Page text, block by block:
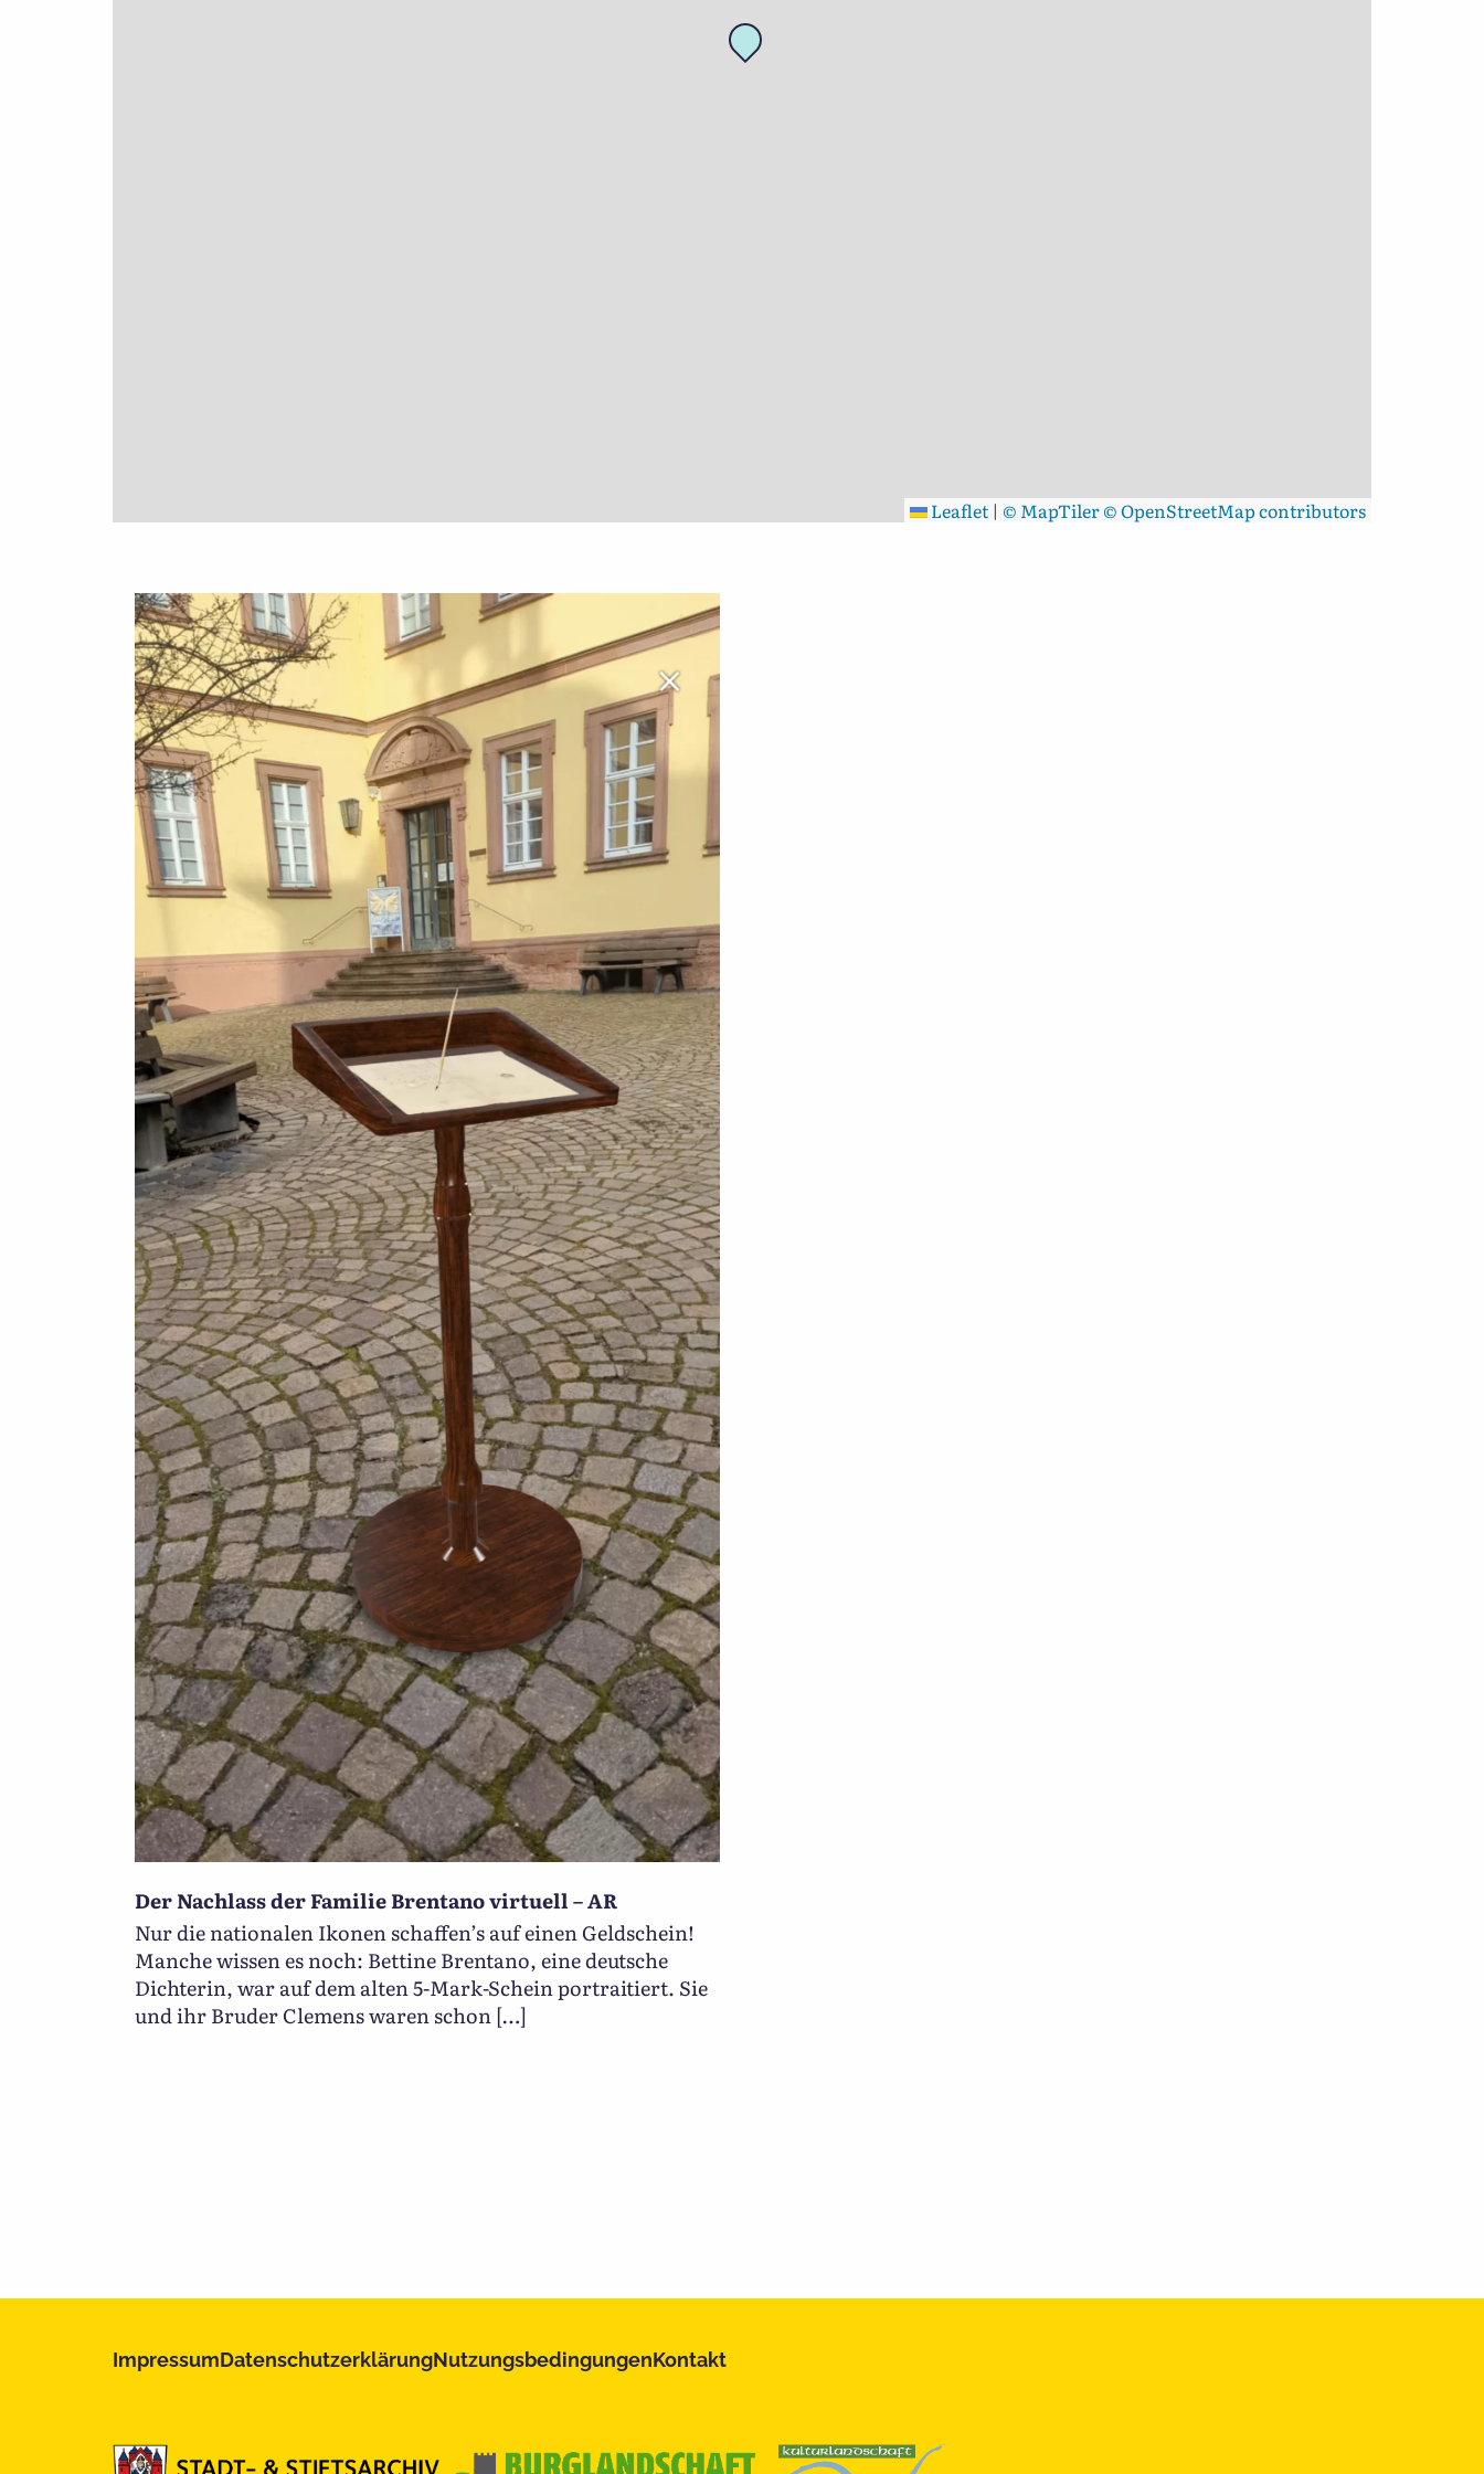
Leaflet | © MapTiler© OpenStreetMap contributors
Der Nachlass der Familie Brentano virtuell – AR
Nur die nationalen Ikonen schaffen’s auf einen Geldschein!
Manche wissen es noch: Bettine Brentano, eine deutsche
Dichterin, war auf dem alten 5-Mark-Schein portraitiert. Sie
und ihr Bruder Clemens waren schon […]
ImpressumDatenschutzerklärungNutzungsbedingungenKontakt